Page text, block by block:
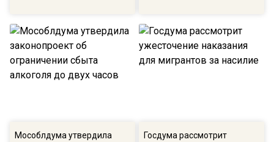
Мособлдума утвердила
Госдума рассмотрит